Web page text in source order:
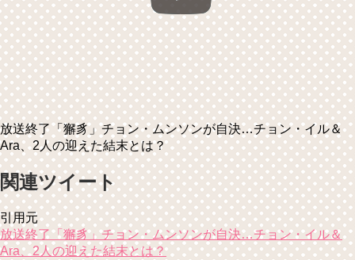
放送終了「獬豸」チョン・ムンソンが自決…チョン・イル＆
Ara、2人の迎えた結末とは？
関連ツイート
引用元
放送終了「獬豸」チョン・ムンソンが自決…チョン・イル＆
Ara、2人の迎えた結末とは？